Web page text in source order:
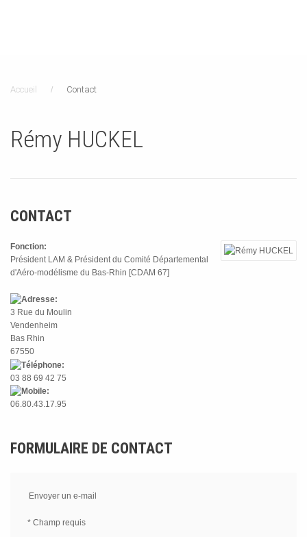
Accueil Contact
Rémy HUCKEL
CONTACT
Fonction:
Président LAM & Président du Comité Départemental
d'Aéro-modélisme du Bas-Rhin [CDAM 67]
3 Rue du Moulin
Vendenheim
Bas Rhin
67550
03 88 69 42 75
06.80.43.17.95
FORMULAIRE DE CONTACT
Envoyer un e-mail
* Champ requis